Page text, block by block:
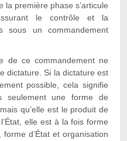
la première phase s’articule
le contrôle et la
sous un commandement
de ce commandement ne
dictature. Si la dictature est
possible, cela signifie
seulement une forme de
qu’elle est le produit de
elle est à la fois forme
d’État et organisation